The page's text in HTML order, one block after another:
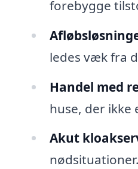
forebygge
ledes væk fra
Handel med
huse, der
Akut
nødsituationer.